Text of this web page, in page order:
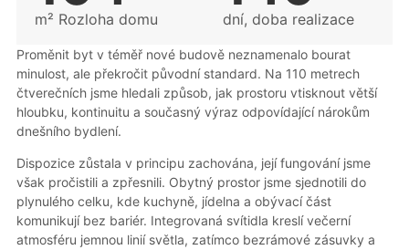
m² Rozloha domu dní, doba realizace
Proměnit byt v téměř nové budově neznamenalo bourat
minulost, ale překročit původní standard. Na 110 metrech
čtverečních jsme hledali způsob, jak prostoru vtisknout větší
hloubku, kontinuitu a současný výraz odpovídající nárokům
dnešního bydlení.
Dispozice zůstala v principu zachována, její fungování jsme
však pročistili a zpřesnili. Obytný prostor jsme sjednotili do
plynulého celku, kde kuchyně, jídelna a obývací část
komunikují bez bariér. Integrovaná svítidla kreslí večerní
atmosféru jemnou linií světla, zatímco bezrámové zásuvky a